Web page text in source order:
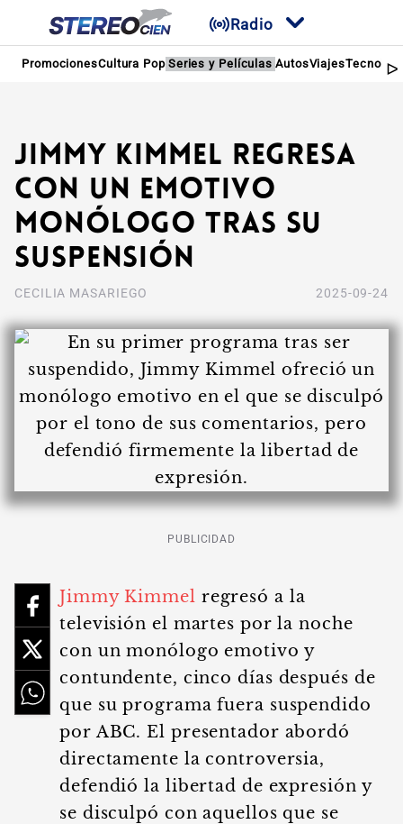
Radio
PromocionesCultura Pop Series y Películas AutosViajes
Jimmy Kimmel regresa
con un emotivo
monólogo tras su
suspensión
CECILIA MASARIEGO 2025-09-24
PUBLICIDAD
Jimmy Kimmel regresó a la
televisión el martes por la noche
con un monólogo emotivo y
contundente, cinco días después de
que su programa fuera suspendido
por ABC. El presentador abordó
directamente la controversia,
defendió la libertad de expresión y
se disculpó con aquellos que se